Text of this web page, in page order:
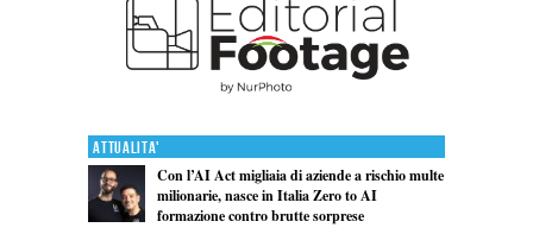
Attualita'
Con l’AI Act migliaia di aziende a rischio multe
milionarie, nasce in Italia Zero to AI
formazione contro brutte sorprese